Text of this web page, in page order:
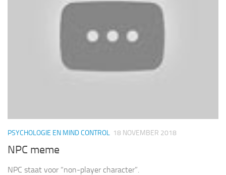
PSYCHOLOGIE EN MIND CONTROL 18 NOVEMBER 2018
NPC meme
NPC staat voor “non-player character”.